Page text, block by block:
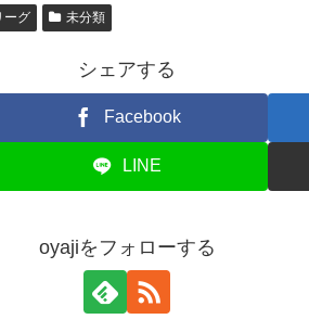
ーグ 未分類
シェアする
Facebook
LINE
oyajiをフォローする